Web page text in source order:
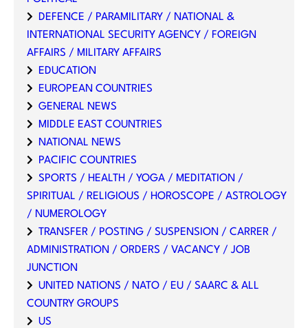
DEFENCE / PARAMILITARY / NATIONAL &
INTERNATIONAL SECURITY AGENCY / FOREIGN
AFFAIRS / MILITARY AFFAIRS
EDUCATION
EUROPEAN COUNTRIES
GENERAL NEWS
MIDDLE EAST COUNTRIES
NATIONAL NEWS
PACIFIC COUNTRIES
SPORTS / HEALTH / YOGA / MEDITATION /
SPIRITUAL / RELIGIOUS / HOROSCOPE / ASTROLOGY
/ NUMEROLOGY
TRANSFER / POSTING / SUSPENSION / CARRER /
ADMINISTRATION / ORDERS / VACANCY / JOB
JUNCTION
UNITED NATIONS / NATO / EU / SAARC & ALL
COUNTRY GROUPS
US